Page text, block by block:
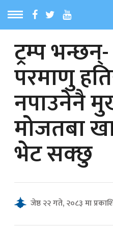
MENU
समाचार
समाचार
समाचार
ट्रम्प
परमाणु
नपाउनेनै
मोजतबा
भेट सक्छु
जेष्ठ २२ गते, २०८३ मा